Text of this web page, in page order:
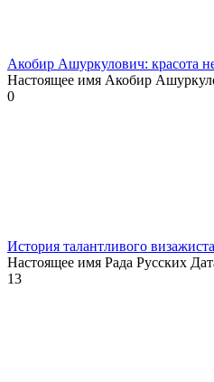
Акобир Ашуркулович: красота
Настоящее имя Акобир
0
История талантливого
Настоящее имя Рада Русских
13